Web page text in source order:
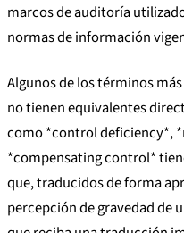
marcos de auditoría
normas de información
Algunos de los términos
no tienen equivalentes
como *control deficiency*,
*compensating control*
que, traducidos de forma
percepción de gravedad de